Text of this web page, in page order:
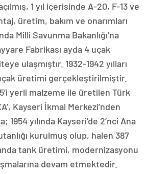
1 yıl içerisinde A-20, F-13 ve
üretim, bakım ve onarımları
Milli Savunma Bakanlığı’na
Fabrikası ayda 4 uçak
ulaşmıştır. 1932-1942 yılları
üretimi gerçekleştirilmiştir.
yerli malzeme ile üretilen Türk
Kayseri İkmal Merkezi’nden
1954 yılında Kayseri’de 2’nci Ana
kurulmuş olup, halen 387
tank üretimi, modernizasyonu
devam etmektedir.